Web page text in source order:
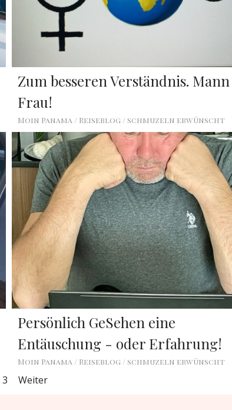
Zum besseren Verständnis.
Frau!
Moin Panama / Reiseblog / schmuzeln erwünscht
Persönlich GeSehen eine
Entäuschung - oder Erfahrung!
Moin Panama / Reiseblog / schmuzeln erwünscht
3 Weiter